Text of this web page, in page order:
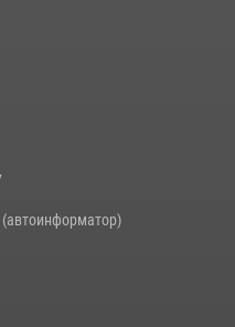
профессионального мастерства
охраны Росгвардии,
победу
3
(автоинформатор)